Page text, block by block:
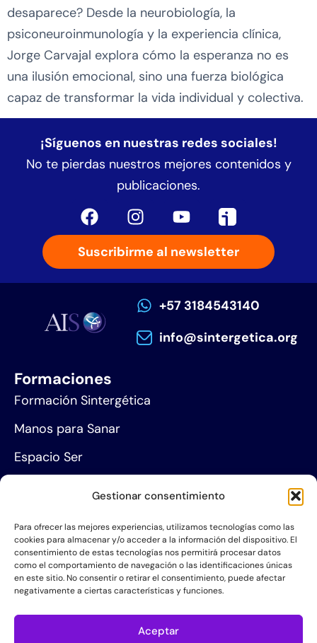
Gestionar consentimiento
Para ofrecer las mejores experiencias, utilizamos tecnologías como las
cookies para almacenar y/o acceder a la información del dispositivo. El
consentimiento de estas tecnologías nos permitirá procesar datos
como el comportamiento de navegación o las identificaciones únicas
en este sitio. No consentir o retirar el consentimiento, puede afectar
negativamente a ciertas características y funciones.
Aceptar
desaparece? Desde la neurobiología, la
psiconeuroinmunología y la experiencia clínica,
Jorge Carvajal explora cómo la esperanza no es
una ilusión emocional, sino una fuerza biológica
capaz de transformar la vida individual y colectiva.
¡Síguenos en nuestras redes sociales!
No te pierdas nuestros mejores contenidos y
publicaciones.
Suscribirme al newsletter
+57 3184543140
info@sintergetica.org
Formaciones
Formación Sintergética
Manos para Sanar
Espacio Ser
Proyección social
Hazte socio
Grupos de Servicio